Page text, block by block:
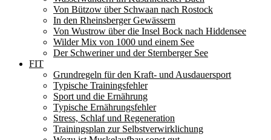
Von Bützow über Schwaan nach Rostock
In den Rheinsberger Gewässern
Von Wustrow über die Insel Bock nach Hiddensee
Wilder Mix von 1000 und einem See
Der Schweriner und der Sternberger See
FIT
Grundregeln für den Kraft- und Ausdauersport
Typische Trainingsfehler
Sport und die Ernährung
Typische Ernährungsfehler
Stress, Schlaf und Regeneration
Trainingsplan zur Selbstverwirklichung